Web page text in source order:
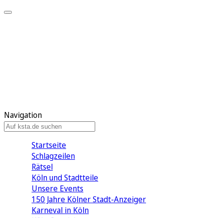
Navigation
Startseite
Schlagzeilen
Rätsel
Köln und Stadtteile
Unsere Events
150 Jahre Kölner Stadt-Anzeiger
Karneval in Köln